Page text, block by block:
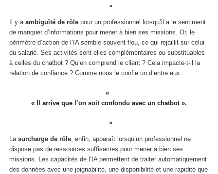
Il y a ambiguïté de rôle pour un professionnel lorsqu’il a le sentiment
de manquer d’informations pour mener à bien ses missions. Or, le
périmètre d’action de l’IA semble souvent flou, ce qui rejaillit sur celui
du salarié. Ses activités sont-elles complémentaires ou substituables
à celles du chatbot ? Qu’en comprend le client ? Cela impacte-t-il la
relation de confiance ? Comme nous le confie un d’entre eux :
« Il arrive que l’on soit confondu avec un chatbot ».
La surcharge de rôle, enfin, apparaît lorsqu’un professionnel ne
dispose pas de ressources suffisantes pour mener à bien ses
missions. Les capacités de l’IA permettent de traiter automatiquement
des données avec une joignabilité, une disponibilité et une rapidité que